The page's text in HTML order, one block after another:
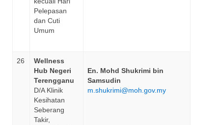
Pelepasan
dan Cuti
Umum
26
Wellness
Hub Negeri
Terengganu
D/A Klinik
Kesihatan
Seberang
Takir,
En. Mohd Shukrimi bin
Samsudin
m.shukrimi@moh.gov.my